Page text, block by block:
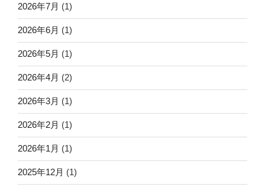
2026年7月 (1)
2026年6月 (1)
2026年5月 (1)
2026年4月 (2)
2026年3月 (1)
2026年2月 (1)
2026年1月 (1)
2025年12月 (1)